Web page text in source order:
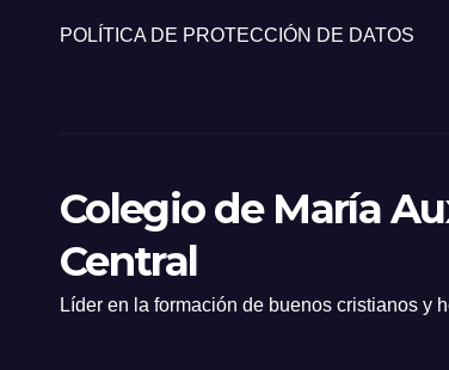
POLÍTICA DE PROTECCIÓN DE DATOS
Colegio de María
Central
Líder en la formación de buenos cristianos y